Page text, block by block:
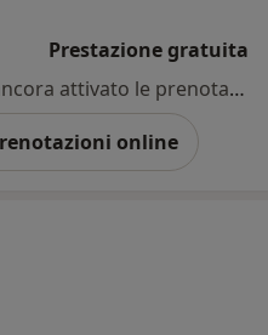
Prestazione gratuita
Questo dottore non ha ancora attivato le prenotazioni online presso questo indirizzo.
online